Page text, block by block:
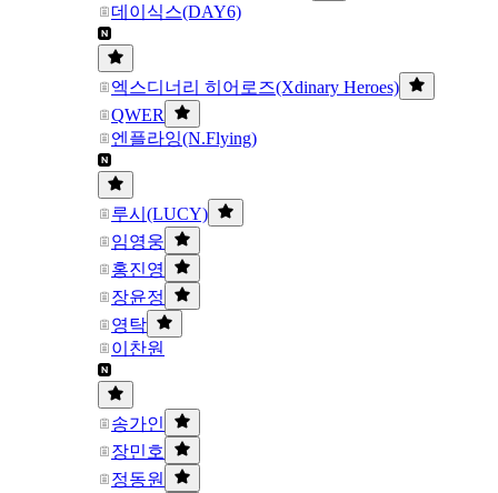
데이식스(DAY6)
엑스디너리 히어로즈(Xdinary Heroes)
QWER
엔플라잉(N.Flying)
루시(LUCY)
임영웅
홍진영
장윤정
영탁
이찬원
송가인
장민호
정동원